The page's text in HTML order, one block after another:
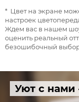
* Цвет на экране
настроек
Ждем вас в нашем
оценить реальный
безошибочный
Уют с нами